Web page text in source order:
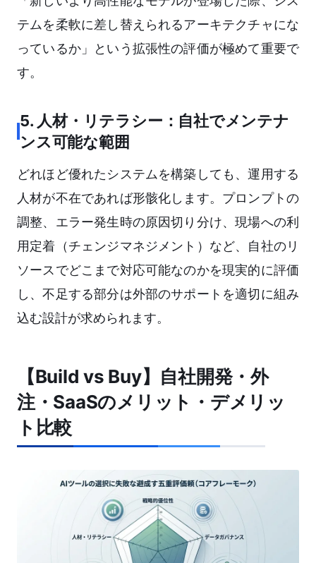
テムを柔軟に差し替えられるアーキテクチャにな
っているか」という拡張性の評価が極めて重要で
す。
5. 人材・リテラシー：自社でメンテナ
ンス可能な範囲
どれほど優れたシステムを構築しても、運用する
人材が不在であれば形骸化します。プロンプトの
調整、エラー発生時の原因切り分け、現場への利
用定着（チェンジマネジメント）など、自社のリ
ソースでどこまで対応可能なのかを現実的に評価
し、不足する部分は外部のサポートを適切に組み
込む設計が求められます。
【Build vs Buy】自社開発・外
注・SaaSのメリット・デメリッ
ト比較